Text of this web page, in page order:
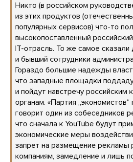
Никто (в российском
из этих продуктов
популярных сервисов) что-то
высокопоставленный
IT-отрасль. То же самое
и бывший сотрудники
Гораздо большие надежды
что западные площадки
и пойдут навстречу
органам. «Партия
говорит один из собеседников
что сначала к YouTube будут
экономические меры
запрет на размещение рекламы
компаниям, замедление и лишь